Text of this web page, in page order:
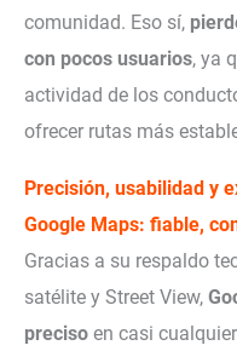
comunidad. Eso sí,
con pocos usuarios, ya
actividad de los
ofrecer rutas más
Precisión, usabilidad y
Google Maps: fiable,
Gracias a su respaldo
satélite y Street View,
preciso en casi